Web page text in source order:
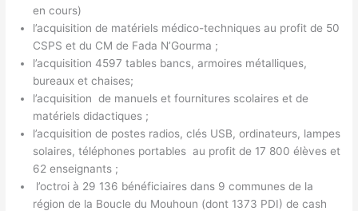
en cours)
l’acquisition de matériels médico-techniques au profit de 50
CSPS et du CM de Fada N’Gourma ;
l’acquisition 4597 tables bancs, armoires métalliques,
bureaux et chaises;
l’acquisition de manuels et fournitures scolaires et de
matériels didactiques ;
l’acquisition de postes radios, clés USB, ordinateurs, lampes
solaires, téléphones portables au profit de 17 800 élèves et
62 enseignants ;
l’octroi à 29 136 bénéficiaires dans 9 communes de la
région de la Boucle du Mouhoun (dont 1373 PDI) de cash